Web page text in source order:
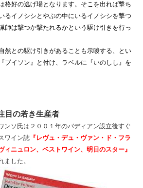
格好の逃げ場となります。そこを出れば撃ち
るイノシシとやぶの中にいるイノシシを撃つ
師は撃つか撃たれるかという駆け引きを行っ
然との駆け引きがあることも示唆する、とい
ブイソン』と付け、ラベルに『いのしし』を
目の若き生産者
ンソ氏は２００１年のバディアン設立後すぐ
ワイン誌 『レヴュ・デュ・ヴァン・ド・フラ
ィニュロン、ベストワイン、明日のスター』
ました。